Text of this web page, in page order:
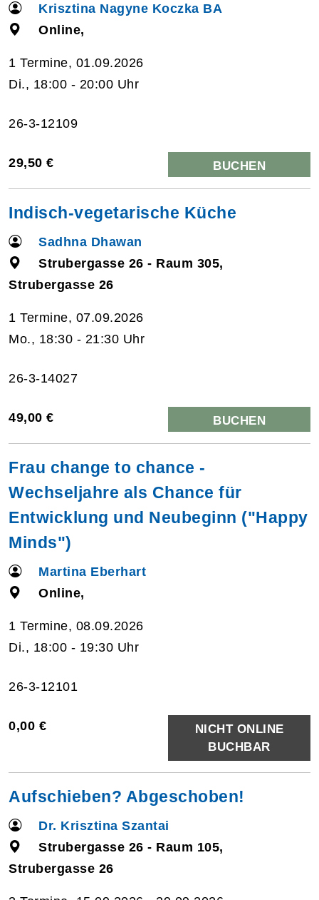
Krisztina Nagyne Koczka BA
Online,
1 Termine, 01.09.2026
Di., 18:00 - 20:00 Uhr
26-3-12109
29,50 € BUCHEN
Indisch-vegetarische Küche
Sadhna Dhawan
Strubergasse 26 - Raum 305,
Strubergasse 26
1 Termine, 07.09.2026
Mo., 18:30 - 21:30 Uhr
26-3-14027
49,00 € BUCHEN
Frau change to chance -
Wechseljahre als Chance für
Entwicklung und Neubeginn ("Happy
Minds")
Martina Eberhart
Online,
1 Termine, 08.09.2026
Di., 18:00 - 19:30 Uhr
26-3-12101
0,00 €
NICHT ONLINE
BUCHBAR
Aufschieben? Abgeschoben!
Dr. Krisztina Szantai
Strubergasse 26 - Raum 105,
Strubergasse 26